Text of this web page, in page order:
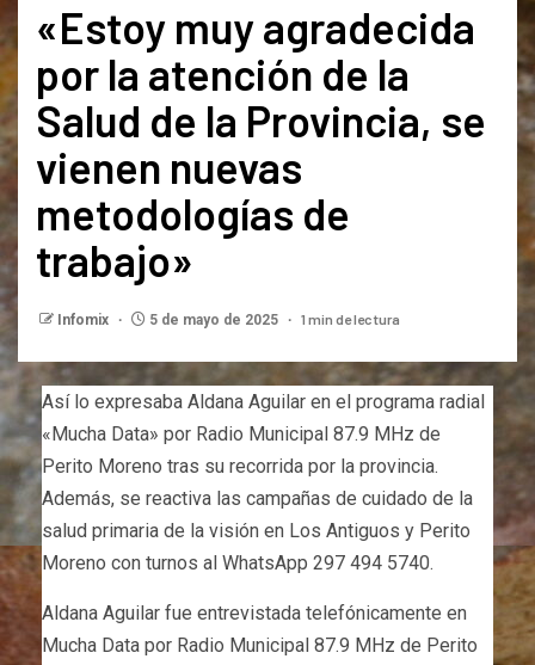
«Estoy muy agradecida
por la atención de la
Salud de la Provincia, se
vienen nuevas
metodologías de
trabajo»
Infomix 5 de mayo de 2025 1 min de lectura
Así lo expresaba Aldana Aguilar en el programa radial
«Mucha Data» por Radio Municipal 87.9 MHz de
Perito Moreno tras su recorrida por la provincia.
Además, se reactiva las campañas de cuidado de la
salud primaria de la visión en Los Antiguos y Perito
Moreno con turnos al WhatsApp 297 494 5740.
Aldana Aguilar fue entrevistada telefónicamente en
Mucha Data por Radio Municipal 87.9 MHz de Perito